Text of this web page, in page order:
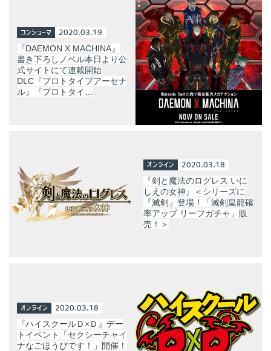
コンシューマ 2020.03.19
『DAEMON X MACHINA』
書き下ろしノベル本日より公
式サイトにて連載開始
DLC『プロトタイプアーセナ
ル』『プロトタイ…
オンライン 2020.03.18
『剣と魔法のログレス いに
しえの女神』＜シリーズに
『滅剣』登場！「滅剣皇龍確
率アップ リーフガチャ」販
売！＞
オンライン 2020.03.18
『ハイスクールＤ×Ｄ』デー
トイベント「セクシーチャイ
ナなごほうびです！」開催！